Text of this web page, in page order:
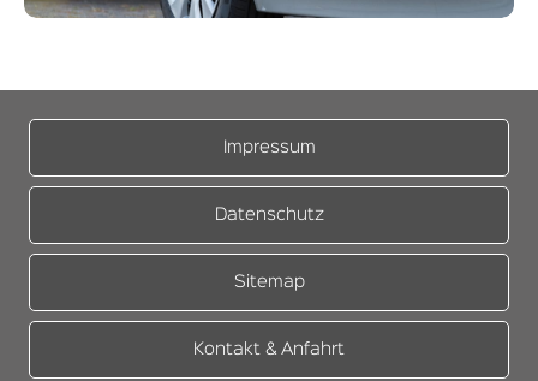
Impressum
Datenschutz
Sitemap
Kontakt & Anfahrt